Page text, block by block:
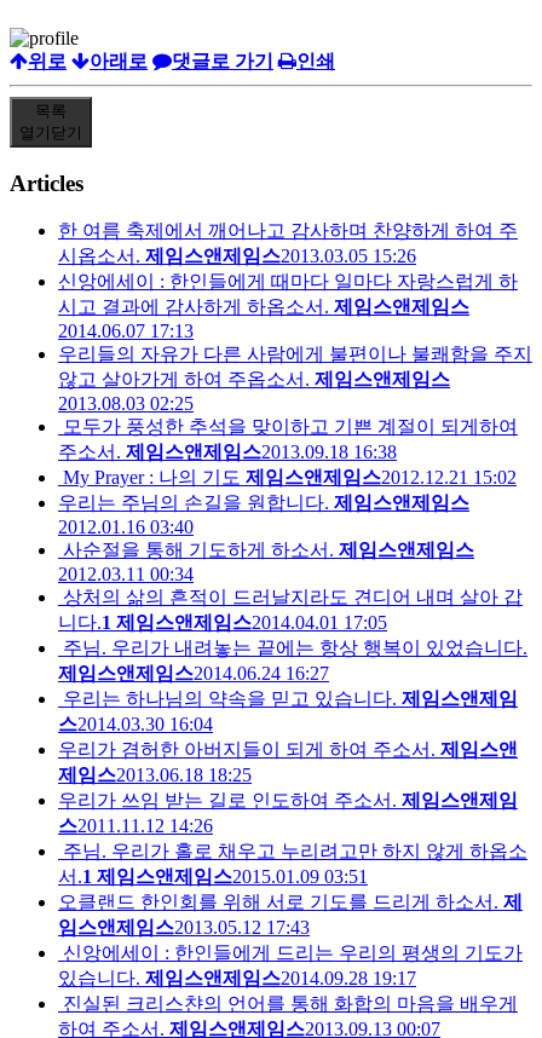
위로 아래로 댓글로 가기 인쇄
목록
열기 닫기
Articles
한 여름 축제에서 깨어나고 감사하며 찬양하게 하여 주
시옵소서. 제임스앤제임스2013.03.05 15:26
신앙에세이 : 한인들에게 때마다 일마다 자랑스럽게 하
시고 결과에 감사하게 하옵소서. 제임스앤제임스
2014.06.07 17:13
우리들의 자유가 다른 사람에게 불편이나 불쾌함을 주지
않고 살아가게 하여 주옵소서. 제임스앤제임스
2013.08.03 02:25
모두가 풍성한 추석을 맞이하고 기쁜 계절이 되게하여
주소서. 제임스앤제임스2013.09.18 16:38
My Prayer : 나의 기도 제임스앤제임스2012.12.21 15:02
우리는 주님의 손길을 원합니다. 제임스앤제임스
2012.01.16 03:40
사순절을 통해 기도하게 하소서. 제임스앤제임스
2012.03.11 00:34
상처의 삶의 흔적이 드러날지라도 견디어 내며 살아 갑
니다.1 제임스앤제임스2014.04.01 17:05
주님. 우리가 내려놓는 끝에는 항상 행복이 있었습니다.
제임스앤제임스2014.06.24 16:27
우리는 하나님의 약속을 믿고 있습니다. 제임스앤제임
스2014.03.30 16:04
우리가 겸허한 아버지들이 되게 하여 주소서. 제임스앤
제임스2013.06.18 18:25
우리가 쓰임 받는 길로 인도하여 주소서. 제임스앤제임
스2011.11.12 14:26
주님. 우리가 홀로 채우고 누리려고만 하지 않게 하옵소
서.1 제임스앤제임스2015.01.09 03:51
오클랜드 한인회를 위해 서로 기도를 드리게 하소서. 제
임스앤제임스2013.05.12 17:43
신앙에세이 : 한인들에게 드리는 우리의 평생의 기도가
있습니다. 제임스앤제임스2014.09.28 19:17
진실된 크리스챤의 언어를 통해 화합의 마음을 배우게
하여 주소서. 제임스앤제임스2013.09.13 00:07